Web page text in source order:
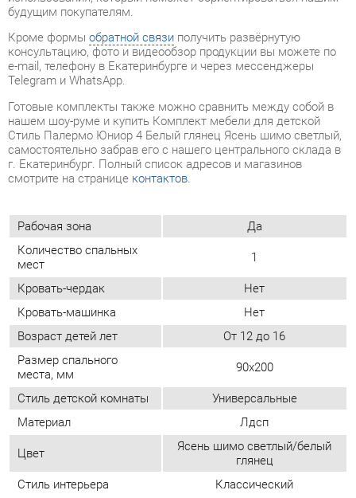
Готовые комплекты также можно сравнить между собой в
нашем шоу-руме и купить Комплект мебели для детской
Стиль Палермо Юниор 4 Белый глянец Ясень шимо светлый,
самостоятельно забрав его с нашего центрального склада в
г. Екатеринбург. Полный список адресов и магазинов
смотрите на странице контактов
Рабочая зона
Да
Количество спальных
мест 1
Кровать-чердак
Возраст детей лет
От 12 до 16
Размер спального
места, мм 90х200
Стиль детской комнаты Универсальные
Материал Лдсп
Цвет
Ясень шимо светлый/белый
глянец
Стиль интерьера
Классический
ОТЗЫВЫ
Пока нет отзывов, поделитесь первым своим мнением.
ДОБАВИТЬ ОТЗЫВ